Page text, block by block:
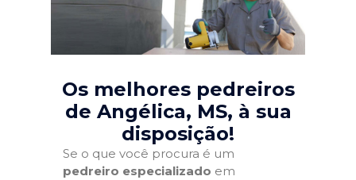
Os melhores pedreiros
de Angélica, MS, à sua
disposição!
Se o que você procura é um
pedreiro especializado em